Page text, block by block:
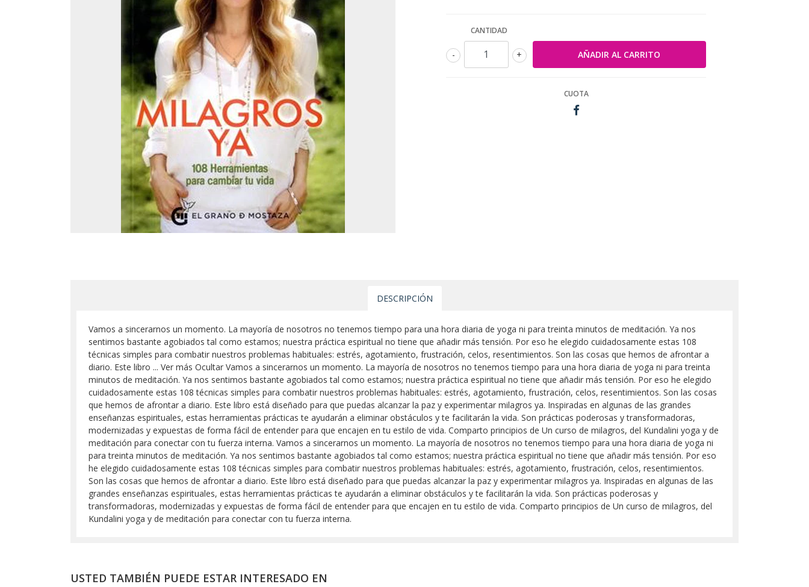
CANTIDAD
+
-
CUOTA
DESCRIPCIÓN
Vamos a sincerarnos un momento. La mayoría de nosotros no tenemos tiempo para una hora diaria de yoga ni para treinta minutos de meditación. Ya nos
sentimos bastante agobiados tal como estamos; nuestra práctica espiritual no tiene que añadir más tensión. Por eso he elegido cuidadosamente estas 108
técnicas simples para combatir nuestros problemas habituales: estrés, agotamiento, frustración, celos, resentimientos. Son las cosas que hemos de afrontar a
diario. Este libro ... Ver más Ocultar Vamos a sincerarnos un momento. La mayoría de nosotros no tenemos tiempo para una hora diaria de yoga ni para treinta
minutos de meditación. Ya nos sentimos bastante agobiados tal como estamos; nuestra práctica espiritual no tiene que añadir más tensión. Por eso he elegido
cuidadosamente estas 108 técnicas simples para combatir nuestros problemas habituales: estrés, agotamiento, frustración, celos, resentimientos. Son las cosas
que hemos de afrontar a diario. Este libro está diseñado para que puedas alcanzar la paz y experimentar milagros ya. Inspiradas en algunas de las grandes
enseñanzas espirituales, estas herramientas prácticas te ayudarán a eliminar obstáculos y te facilitarán la vida. Son prácticas poderosas y transformadoras,
modernizadas y expuestas de forma fácil de entender para que encajen en tu estilo de vida. Comparto principios de Un curso de milagros, del Kundalini yoga y de
meditación para conectar con tu fuerza interna. Vamos a sincerarnos un momento. La mayoría de nosotros no tenemos tiempo para una hora diaria de yoga ni
para treinta minutos de meditación. Ya nos sentimos bastante agobiados tal como estamos; nuestra práctica espiritual no tiene que añadir más tensión. Por eso
he elegido cuidadosamente estas 108 técnicas simples para combatir nuestros problemas habituales: estrés, agotamiento, frustración, celos, resentimientos.
Son las cosas que hemos de afrontar a diario. Este libro está diseñado para que puedas alcanzar la paz y experimentar milagros ya. Inspiradas en algunas de las
grandes enseñanzas espirituales, estas herramientas prácticas te ayudarán a eliminar obstáculos y te facilitarán la vida. Son prácticas poderosas y
transformadoras, modernizadas y expuestas de forma fácil de entender para que encajen en tu estilo de vida. Comparto principios de Un curso de milagros, del
Kundalini yoga y de meditación para conectar con tu fuerza interna.
USTED TAMBIÉN PUEDE ESTAR INTERESADO EN